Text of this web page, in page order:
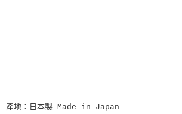
產地：日本製 Made in Japan